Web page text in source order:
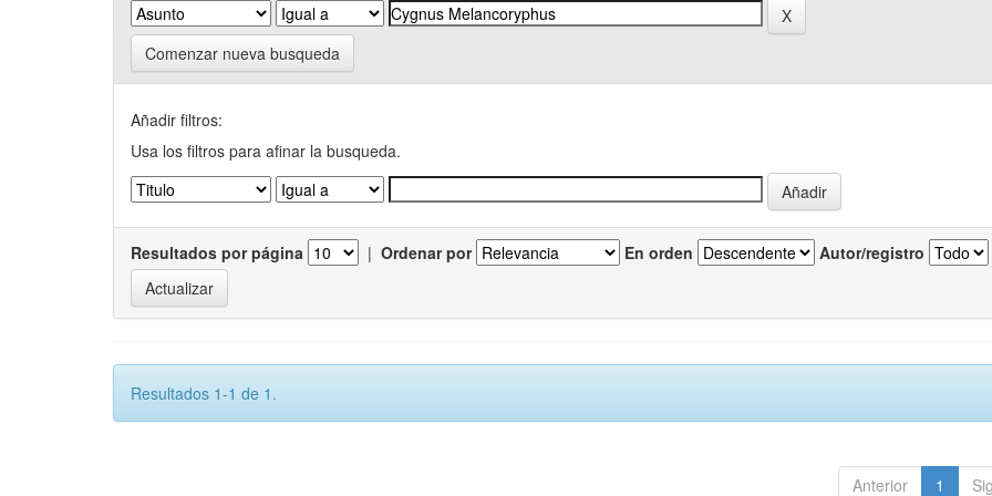
Comenzar nueva busqueda
Añadir filtros:
Usa los filtros para afinar la busqueda.
Resultados por página | Ordenar por En orden Autor/registro
Resultados 1-1 de 1.
Anterior 1